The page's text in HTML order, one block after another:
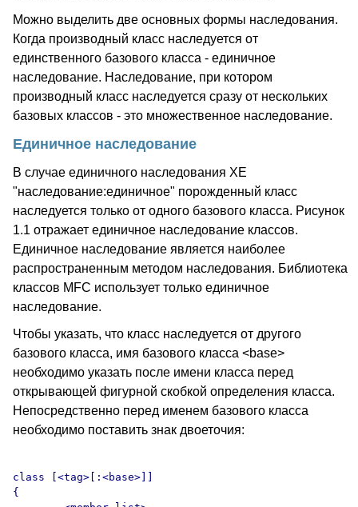
Можно выделить две основных формы наследования.
Когда производный класс наследуется от
единственного базового класса - единичное
наследование. Наследование, при котором
производный класс наследуется сразу от нескольких
базовых классов - это множественное наследование.
Единичное наследование
В случае единичного наследования XE
"наследование:единичное" порожденный класс
наследуется только от одного базового класса. Рисунок
1.1 отражает единичное наследование классов.
Единичное наследование является наиболее
распространенным методом наследования. Библиотека
классов MFC использует только единичное
наследование.
Чтобы указать, что класс наследуется от другого
базового класса, имя базового класса <base>
необходимо указать после имени класса перед
открывающей фигурной скобкой определения класса.
Непосредственно перед именем базового класса
необходимо поставить знак двоеточия:
class [<tag>[:<base>]]
{